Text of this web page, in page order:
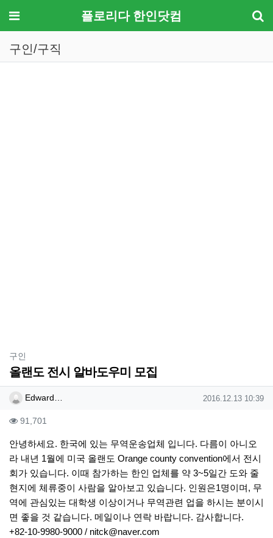
메뉴 플로리다 한인닷컴
구인/구직
구인
올랜도 전시 알바도우미 모집
작성자 정보
Edward… 작성일
2016.12.13 10:39
컨텐츠 정보
91,701
본문
안녕하세요. 한국에 있는 무역운송업체 입니다. 다름이 아니오
라 내년 1월에 미국 올랜도 Orange county convention에서 전시
회가 있습니다. 이때 참가하는 한인 업체를 약 3~5일간 도와 줄
현지에 체류중이 사람을 알아보고 있습니다. 인원은1명이며, 무
역에 관심있는 대학생 이상이거나 무역관련 업을 하시는 분이시
면 좋을 것 같습니다. 메일이나 연락 바랍니다. 감사합니다.
+82-10-9980-9000 / nitck@naver.com